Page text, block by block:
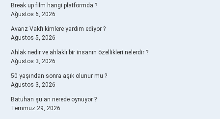
Break up film hangi platformda ?
Ağustos 6, 2026
Avarız Vakfı kimlere yardım ediyor ?
Ağustos 5, 2026
Ahlak nedir ve ahlaklı bir insanın özellikleri nelerdir ?
Ağustos 3, 2026
50 yaşından sonra aşık olunur mu ?
Ağustos 3, 2026
Batuhan şu an nerede oynuyor ?
Temmuz 29, 2026